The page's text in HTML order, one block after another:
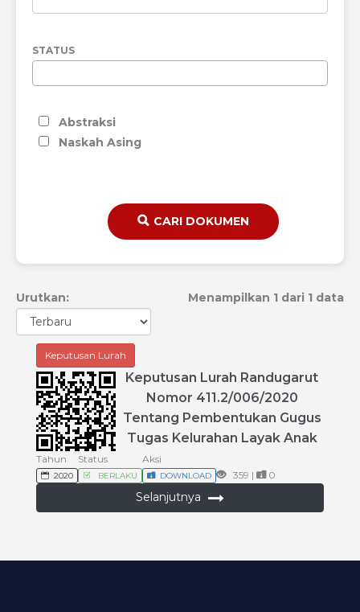
STATUS
Abstraksi
Naskah Asing
CARI DOKUMEN
Urutkan: Menampilkan 1 dari 1 data
Keputusan Lurah
Keputusan Lurah Randugarut
Nomor 411.2/006/2020
Tentang Pembentukan Gugus
Tugas Kelurahan Layak Anak
Tahun
2020
Status
BERLAKU
Aksi
DOWNLOAD 359 | 0
Selanjutnya